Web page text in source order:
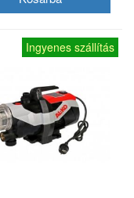
Ingyenes szállítás